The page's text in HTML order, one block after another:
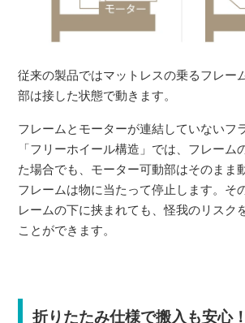
従来の製品ではマットレスの乗るフレー
部は接した状態で動きます。
フレームとモーターが連結していないフ
「フリーホイール構造」では、フレーム
た場合でも、モーター可動部はそのまま
フレームは物に当たって停止します。そ
レームの下に挟まれても、怪我のリスク
ことができます。
折りたたみ仕様で搬入も安心！